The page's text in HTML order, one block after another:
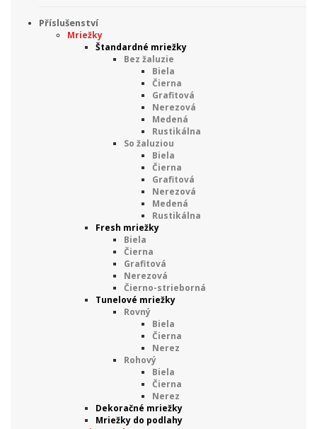
Příslušenství
Mriežky
Štandardné mriežky
Bez žaluzie
Biela
Čierna
Grafitová
Nerezová
Medená
Rustikálna
So žaluziou
Biela
Čierna
Grafitová
Nerezová
Medená
Rustikálna
Fresh mriežky
Biela
Čierna
Grafitová
Nerezová
Čierno-strieborná
Tunelové mriežky
Rovný
Biela
Čierna
Nerez
Rohový
Biela
Čierna
Nerez
Dekoračné mriežky
Mriežky do podlahy